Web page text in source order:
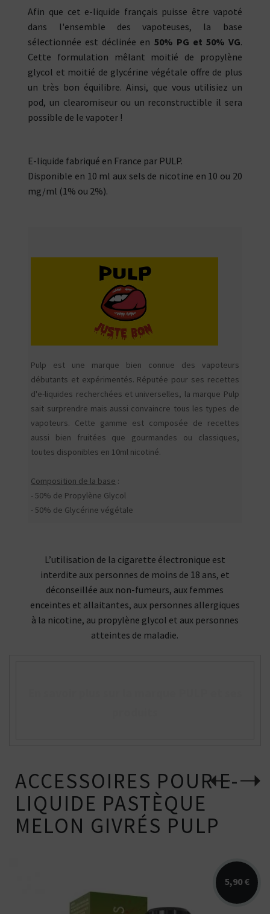
Afin que cet e-liquide français puisse être vapoté
dans l'ensemble des vapoteuses, la base
sélectionnée est déclinée en 50% PG et 50% VG.
Cette formulation mêlant moitié de propylène
glycol et moitié de glycérine végétale offre de plus
un très bon équilibre. Ainsi, que vous utilisiez un
pod, un clearomiseur ou un reconstructible il sera
possible de le vapoter !
E-liquide fabriqué en France par PULP.
Disponible en 10 ml aux sels de nicotine en 10 ou 20
mg/ml (1% ou 2%).
Pulp est une marque bien connue des vapoteurs
débutants et expérimentés. Réputée pour ses recettes
d'e-liquides recherchées et universelles, la marque Pulp
sait surprendre mais aussi convaincre tous les types de
vapoteurs. Cette gamme est composée de recettes
aussi bien fruitées que gourmandes ou classiques,
toutes disponibles en 10ml nicotiné.
Composition de la base :
- 50% de Propylène Glycol
- 50% de Glycérine végétale
L’utilisation de la cigarette électronique est
interdite aux personnes de moins de 18 ans, et
déconseillée aux non-fumeurs, aux femmes
enceintes et allaitantes, aux personnes allergiques
à la nicotine, au propylène glycol et aux personnes
atteintes de maladie.
ACCESSOIRES POUR E-
LIQUIDE PASTÈQUE
MELON GIVRÉS PULP
5,90 €